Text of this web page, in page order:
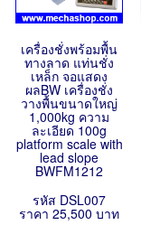
เครื่องชั่งพร้อมพื้น
ทางลาด แท่นชั่ง
เหล็ก จอแสดง
ผลBW เครื่องชั่ง
วางพื้นขนาดใหญ่
1,000kg ความ
ละเอียด 100g
platform scale with
lead slope
BWFM1212
รหัส DSL007
ราคา 25,500 บาท